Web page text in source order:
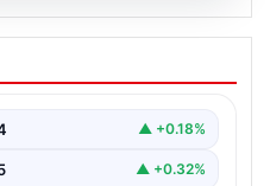
İletişimin
Deneyimi
barındırmaktadır.
▲ +0.18%
▲ +0.32%